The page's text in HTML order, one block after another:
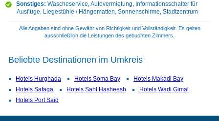
Sonstiges: Wäscheservice, Autovermietung, Informationsschalter für
Ausflüge, Liegestühle / Hängematten, Sonnenschirme, Stadtzentrum
Alle Angaben sind ohne Gewähr von Richtigkeit und Vollständigkeit. Es gelten
ausschließlich die Leistungen des gebuchten Zimmers.
Beliebte Destinationen im Umkreis
Hotels Hurghada Hotels Soma Bay
Hotels Makadi Bay
Hotels Safaga
Hotels Sahl Hasheesh
Hotels Wadi Gimal
Hotels Port Said